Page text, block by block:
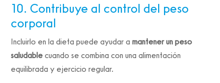
10. Contribuye al control del peso
corporal
Incluirlo en la dieta puede ayudar amantener un peso
saludablecuando se combina con una alimentación
equilibrada y ejercicio regular.